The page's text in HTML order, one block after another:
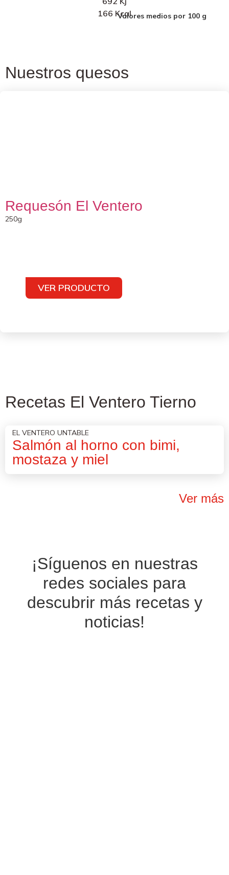
166 Kcal
Nuestros quesos
Requesón El Ventero
250g
VER PRODUCTO
Recetas El Ventero Tierno
EL VENTERO UNTABLE
Salmón al horno con bimi,
mostaza y miel
Ver más
¡Síguenos en nuestras
redes sociales para
descubrir más recetas y
noticias!